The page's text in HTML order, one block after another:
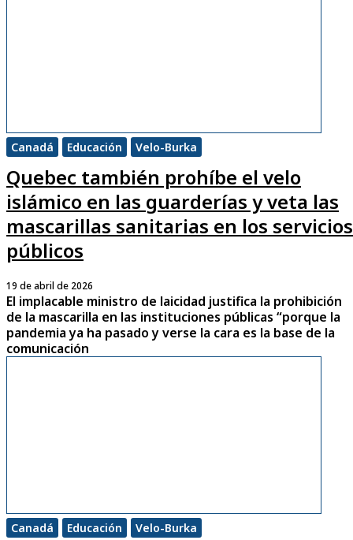
Canadá Educación Velo-Burka
Quebec también prohíbe el velo
islámico en las guarderías y veta las
mascarillas sanitarias en los servicios
públicos
19 de abril de 2026
El implacable ministro de laicidad justifica la prohibición
de la mascarilla en las instituciones públicas “porque la
pandemia ya ha pasado y verse la cara es la base de la
comunicación
Canadá Educación Velo-Burka